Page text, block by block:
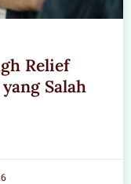
Relief
Salah